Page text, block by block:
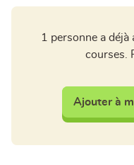
1 personne a déjà
courses.
Ajouter à